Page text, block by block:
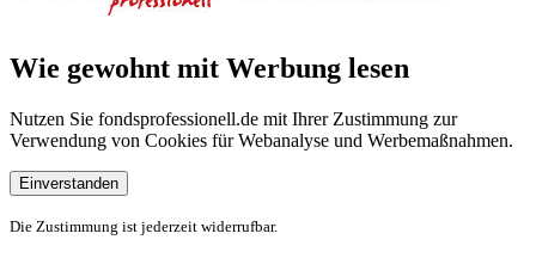
Wie gewohnt mit Werbung lesen
Nutzen Sie fondsprofessionell.de mit Ihrer Zustimmung zur
Verwendung von Cookies für Webanalyse und Werbemaßnahmen.
Einverstanden
Die Zustimmung ist jederzeit widerrufbar.